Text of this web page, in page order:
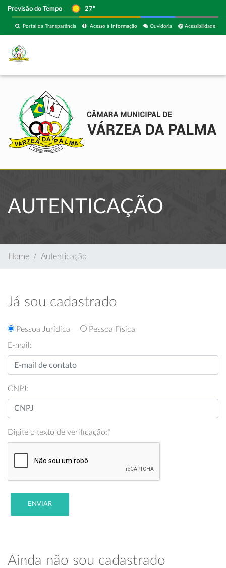
Previsão do Tempo 27º
Acessibilidade
Ouvidoria
Acesso à Informação
Portal da Transparência
AUTENTICAÇÃO
Home Autenticação
Já sou cadastrado
Pessoa Jurídica
Pessoa Física
E-mail:
CNPJ:
Digite o texto de verificação:*
ENVIAR
Ainda não sou cadastrado